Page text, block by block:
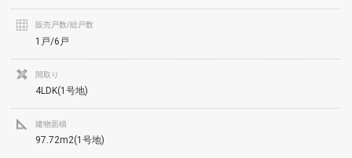
販売戸数/総戸数
1戸/6戸
間取り
4LDK(1号地)
建物面積
97.72m2(1号地)